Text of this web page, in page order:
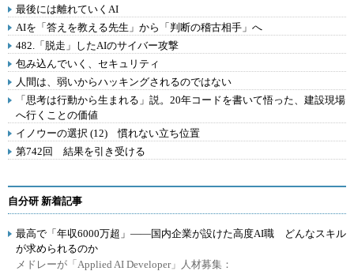
最後には離れていくAI
AIを「答えを教える先生」から「判断の稽古相手」へ
482.「脱走」したAIのサイバー攻撃
包み込んでいく、セキュリティ
人間は、弱いからハッキングされるのではない
「思考は行動から生まれる」説。20年コードを書いて悟った、建設現場
へ行くことの価値
イノウーの選択 (12) 慣れない立ち位置
第742回 結果を引き受ける
自分研 新着記事
最高で「年収6000万超」――国内企業が設けた高度AI職 どんなスキル
が求められるのか
メドレーが「Applied AI Developer」人材募集：